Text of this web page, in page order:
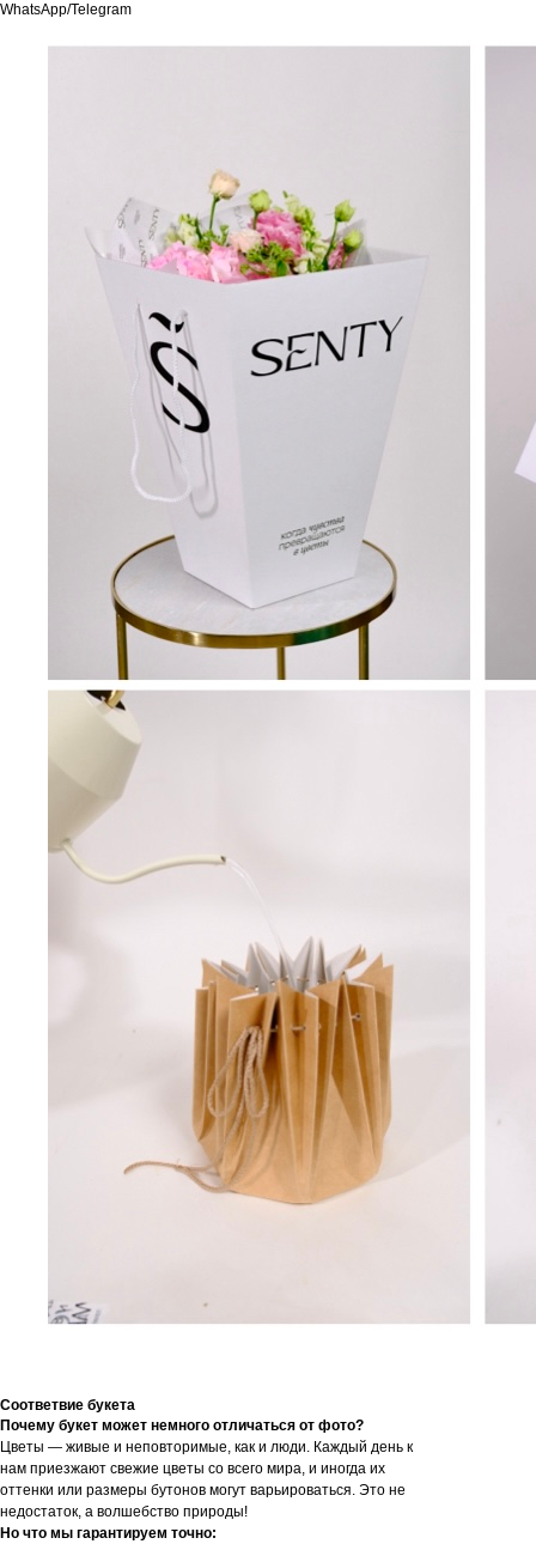
WhatsApp/Telegram
Соответвие букета
Почему букет может немного отличаться от фото?
Цветы — живые и неповторимые, как и люди. Каждый день к
нам приезжают свежие цветы со всего мира, и иногда их
оттенки или размеры бутонов могут варьироваться. Это не
недостаток, а волшебство природы!
Но что мы гарантируем точно: